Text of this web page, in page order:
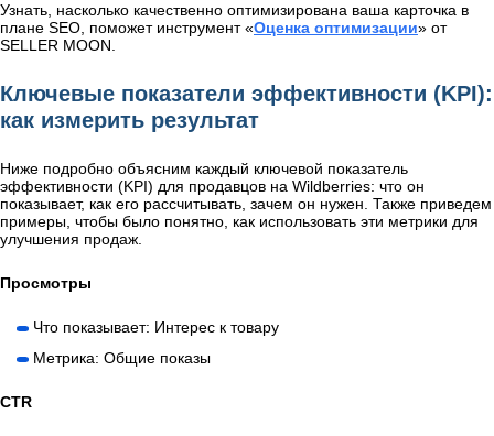
Узнать, насколько качественно оптимизирована ваша карточка в
плане SEO, поможет инструмент «Оценка оптимизации» от
SELLER MOON.
Ключевые показатели эффективности (KPI):
как измерить результат
Ниже подробно объясним каждый ключевой показатель
эффективности (KPI) для продавцов на Wildberries: что он
показывает, как его рассчитывать, зачем он нужен. Также приведем
примеры, чтобы было понятно, как использовать эти метрики для
улучшения продаж.
Просмотры
Что показывает: Интерес к товару
Метрика: Общие показы
CTR